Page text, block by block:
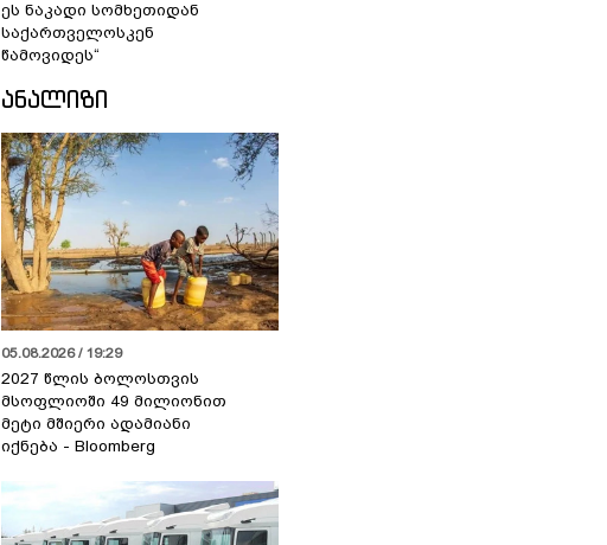
ეს ნაკადი სომხეთიდან
საქართველოსკენ
წამოვიდეს“
ᲐᲜᲐᲚᲘᲖᲘ
05.08.2026 / 19:29
2027 წლის ბოლოსთვის
მსოფლიოში 49 მილიონით
მეტი მშიერი ადამიანი
იქნება - Bloomberg